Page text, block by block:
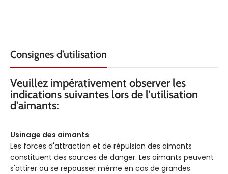
QUALITÉ
REVÊTEMENT Nickel
TEMPÉRATURE 100°C
REVÊTEMENT
TEMPÉRATURE
Consignes d’utilisation
Veuillez impérativement observer les
indications suivantes lors de l'utilisation
d'aimants:
Usinage des aimants
Les forces d'attraction et de répulsion des aimants
constituent des sources de danger. Les aimants peuvent
s'attirer ou se repousser même en cas de grandes